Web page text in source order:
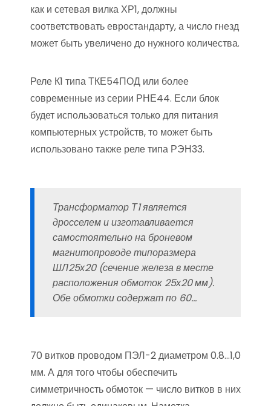
как и сетевая вилка ХР1, должны
соответствовать евростандарту, а число гнезд
может быть увеличено до нужного количества.
Реле К1 типа ТКЕ54ПОД или более
современные из серии РНЕ44. Если блок
будет использоваться только для питания
компьютерных устройств, то может быть
использовано также реле типа РЭН33.
Трансформатор Т1 является
дросселем и изготавливается
самостоятельно на броневом
магнитопроводе типоразмера
ШЛ25х20 (сечение железа в месте
расположения обмоток 25х20 мм).
Обе обмотки содержат по 60…
70 витков проводом ПЭЛ-2 диаметром 0.8…1,0
мм. А для того чтобы обеспечить
симметричность обмоток — число витков в них